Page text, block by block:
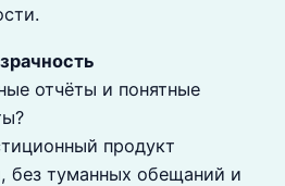
отчёты и понятные
продукт
без туманных обещаний и